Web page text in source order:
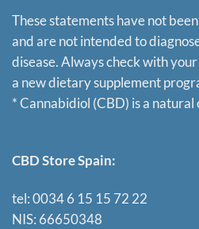
These statements have not
and are not intended to
disease. Always check with
a new dietary supplement
* Cannabidiol (CBD) is a
CBD Store Spain:
tel: 0034 6 15 15 72 22
NIS: 66650348